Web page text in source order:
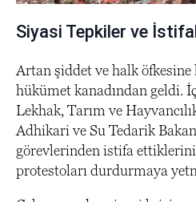
Siyasi Tepkiler ve
Artan şiddet ve halk öfkesine
hükümet kanadından geldi.
Lekhak, Tarım ve
Adhikari ve Su Tedarik
görevlerinden istifa
protestoları durdurmaya